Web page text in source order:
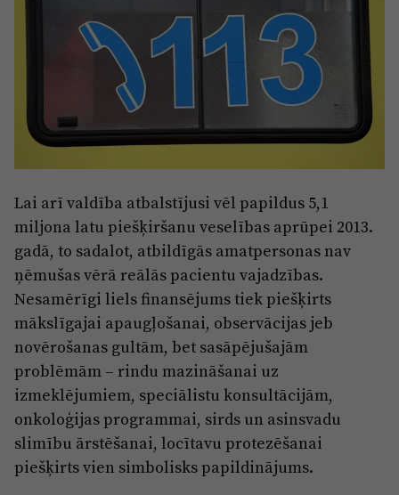
Mārupe
Salaspils
Saulkrasti
Sigulda
Jūrmala
Projekti
Mediju atbalsta fonds
Zivju fonds
Kodols
Kontakti
Reklāma
Par laikrakstu
Privātuma politika
Ētikas kodekss
Lietošanas noteikumi
Pārredzamības paziņojumi
Lai arī valdība atbalstījusi vēl papildus 5,1
miljona latu piešķiršanu veselības aprūpei 2013.
gadā, to sadalot, atbildīgās amatpersonas nav
ņēmušas vērā reālās pacientu vajadzības.
Nesamērīgi liels finansējums tiek piešķirts
mākslīgajai apaugļošanai, observācijas jeb
novērošanas gultām, bet sasāpējušajām
problēmām – rindu mazināšanai uz
izmeklējumiem, speciālistu konsultācijām,
onkoloģijas programmai, sirds un asinsvadu
slimību ārstēšanai, locītavu protezēšanai
piešķirts vien simbolisks papildinājums.